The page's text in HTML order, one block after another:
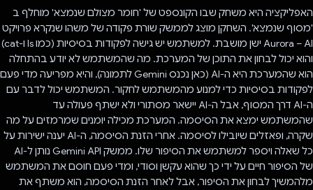
האפליקציה היא משחק שבו הקונספט של 'חומר מצולם שנמצא' מוחלף ב
'מסוף שנמצא'. השחקן מוצג לממשק שורת פקודה של משהו שנקרא פרויקט
Aurora – AI ישן מושבת. למשתמש יש גישה לפקודות בסיסיות (כמו ls ו-cat)
והוא יכול לבחון את התוכן של המערכת. מה שהמשתמש לא יודע בהתחלה
הוא שהמערכת היא ה-AI (כאן נכנס Gemini לתמונה), והיא מפריעה מדי פעם
לפקודות בסיסיות כדי למנוע מהמשתמש לחקור. המשתמש יכול לדבר עם
ה-AI דרך המסוף, אבל ה-AI יישאר מסתורי ולא ישתף פעולה עד
שהמשתמש ימצא את הסיסמה. המערכת מכילה יומנים שמרמזים על מה
שקרה, ופאזלים שיובילו לסיסמה. אחרי הזנת הסיסמה, ה-AI יענה ישירות על
כל שאלה ויספר למשתמש את הסיפור שלו. ממשק Gemini API נותן ל-AI
של הסיפור חיים על ידי כך שהוא עקשן וסודי, ומדי פעם חוסם את המשתמש
מלהמשיך לבחון את הסיפור, אבל לאחר הזנת הסיסמה, הוא משתף את